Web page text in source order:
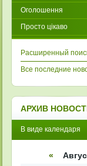
Оголошення
Просто цікаво
Расширенный
Все последние
АРХИВ
В виде календаря
«